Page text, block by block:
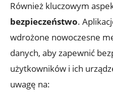
Również kluczowym
bezpieczeństwo.
wdrożone nowoczesne
danych, aby zapewnić
użytkowników i ich
uwagę na: